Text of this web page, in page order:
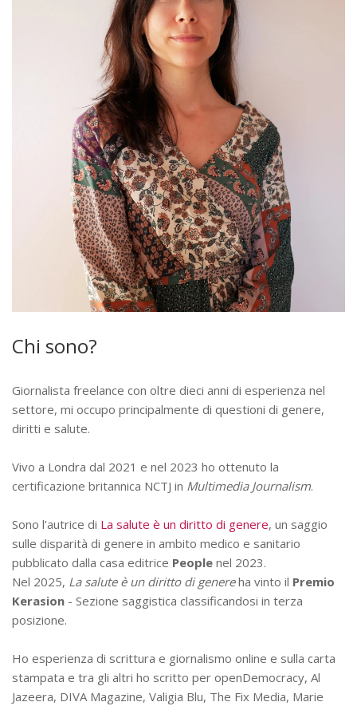
Chi sono?
Giornalista freelance con oltre dieci anni di esperienza nel
settore, mi occupo principalmente di questioni di genere,
diritti e salute.
Vivo a Londra dal 2021 e nel 2023 ho ottenuto la
certificazione britannica NCTJ in Multimedia Journalism.
Sono l’autrice di La salute è un diritto di genere, un saggio
sulle disparità di genere in ambito medico e sanitario
pubblicato dalla casa editrice People nel 2023.
Nel 2025, La salute è un diritto di genereha vinto il Premio
Kerasion - Sezione saggistica classificandosi in terza
posizione.
Ho esperienza di scrittura e giornalismo online e sulla carta
stampata e tra gli altri ho scritto per openDemocracy, Al
Jazeera, DIVA Magazine, Valigia Blu, The Fix Media, Marie